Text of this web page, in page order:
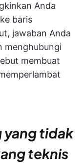
Anda
baris
jawaban Anda
menghubungi
membuat
tidak
teknis